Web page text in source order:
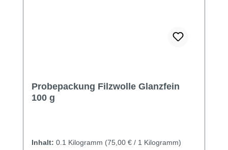
Probepackung Filzwolle Glanzfein
100 g
Inhalt: 0.1 Kilogramm (75,00 € / 1 Kilogramm)